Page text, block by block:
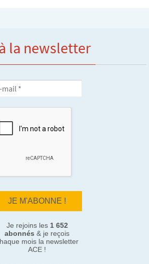
la newsletter
Je rejoins les 1 652
abonnés & je reçois
mois la newsletter
ACE !